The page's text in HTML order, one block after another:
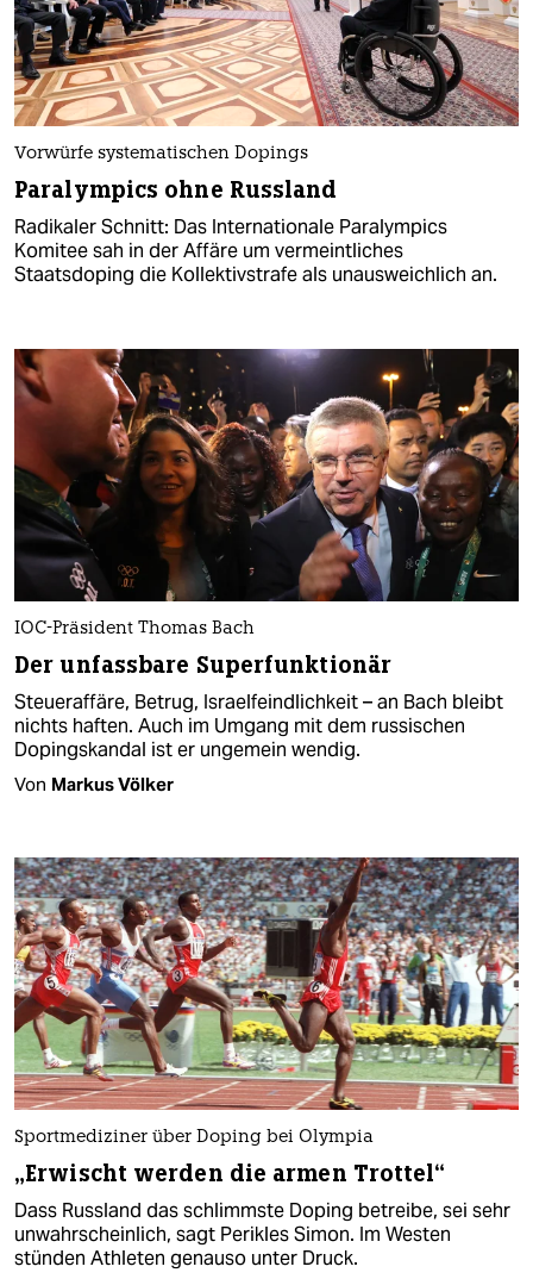
Vorwürfe systematischen Dopings
Paralympics ohne Russland
Radikaler Schnitt: Das Internationale Paralympics
Komitee sah in der Affäre um vermeintliches
Staatsdoping die Kollektivstrafe als unausweichlich an.
IOC-Präsident Thomas Bach
Der unfassbare Superfunktionär
Steueraffäre, Betrug, Israelfeindlichkeit – an Bach bleibt
nichts haften. Auch im Umgang mit dem russischen
Dopingskandal ist er ungemein wendig.
Von Markus Völker
Sportmediziner über Doping bei Olympia
„Erwischt werden die armen Trottel“
Dass Russland das schlimmste Doping betreibe, sei sehr
unwahrscheinlich, sagt Perikles Simon. Im Westen
stünden Athleten genauso unter Druck.